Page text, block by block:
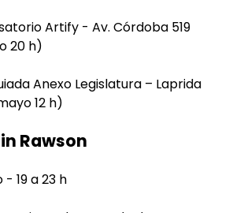
Artify - Av. Córdoba 519
20 h)
Anexo Legislatura – Laprida
12 h)
Rawson
- 19 a 23 h